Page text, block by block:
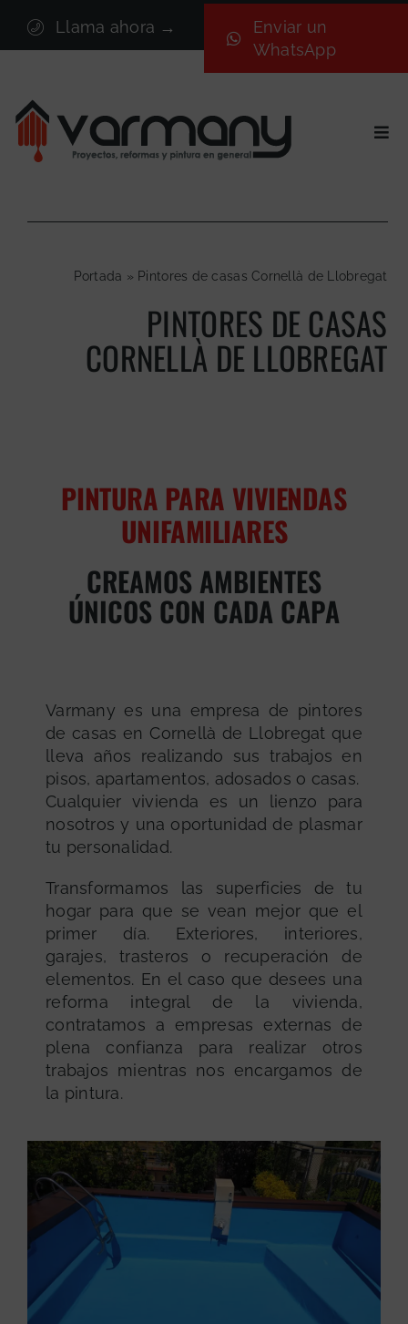
contenido
Llama ahora →
Enviar un
WhatsApp
Sectores
Proyectos
Portada » Pintores de casas Cornellà de Llobregat
PINTORES DE CASAS
CORNELLÀ DE LLOBREGAT
PINTURA PARA VIVIENDAS
UNIFAMILIARES
CREAMOS AMBIENTES
ÚNICOS CON CADA CAPA
Varmany es una empresa de pintores
de casas en Cornellà de Llobregat que
lleva años realizando sus trabajos en
pisos, apartamentos, adosados o casas.
Cualquier vivienda es un lienzo para
nosotros y una oportunidad de plasmar
tu personalidad.
Transformamos las superficies de tu
hogar para que se vean mejor que el
primer día. Exteriores, interiores,
garajes, trasteros o recuperación de
elementos. En el caso que desees una
reforma integral de la vivienda,
contratamos a empresas externas de
plena confianza para realizar otros
trabajos mientras nos encargamos de
la pintura.